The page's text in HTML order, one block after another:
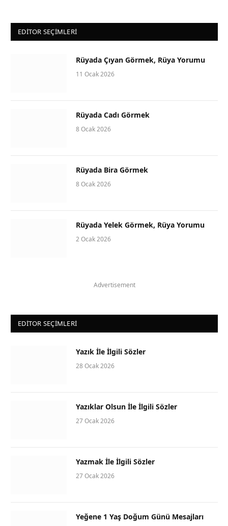
EDITOR SEÇIMLERI
Rüyada Çıyan Görmek, Rüya Yorumu
11 Ocak 2026
Rüyada Cadı Görmek
8 Ocak 2026
Rüyada Bira Görmek
8 Ocak 2026
Rüyada Yelek Görmek, Rüya Yorumu
2 Ocak 2026
Advertisement
EDITOR SEÇIMLERI
Yazık İle İlgili Sözler
28 Ocak 2026
Yazıklar Olsun İle İlgili Sözler
27 Ocak 2026
Yazmak İle İlgili Sözler
27 Ocak 2026
Yeğene 1 Yaş Doğum Günü Mesajları